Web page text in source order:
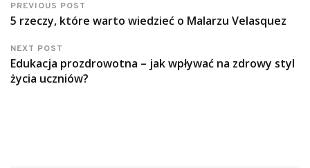
PREVIOUS POST
5 rzeczy, które warto wiedzieć o Malarzu Velasquez
NEXT POST
Edukacja prozdrowotna – jak wpływać na zdrowy styl
życia uczniów?